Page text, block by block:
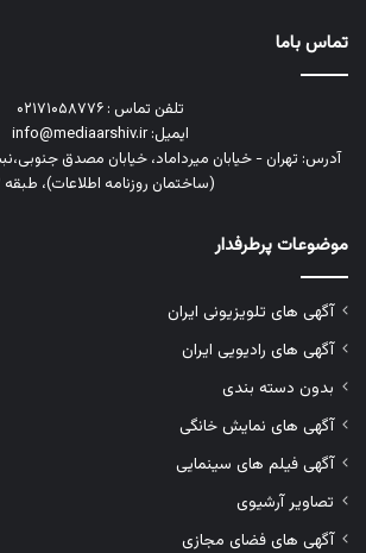
تماس باما
تلفن تماس : ۰۲۱۷۱۰۵۸۷۷۶
ایمیل: info@mediaarshiv.ir
(ساختمان روزنامه اطلاعات)، طبقه ۱۳
موضوعات پرطرفدار
آگهی های تلویزیونی ایران
آگهی های رادیویی ایران
بدون دسته بندی
آگهی های نمایش خانگی
آگهی فیلم های سینمایی
تصاویر آرشیوی
آگهی های فضای مجازی